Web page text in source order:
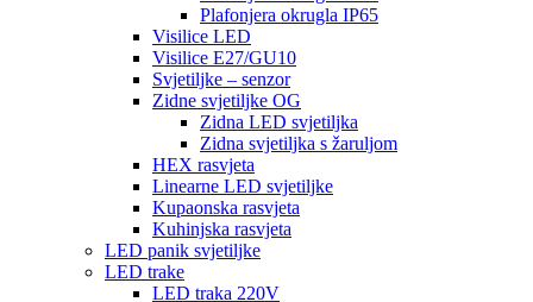
Plafonjera okrugla IP65
Visilice LED
Visilice E27/GU10
Svjetiljke – senzor
Zidne svjetiljke OG
Zidna LED svjetiljka
Zidna svjetiljka s žaruljom
HEX rasvjeta
Linearne LED svjetiljke
Kupaonska rasvjeta
Kuhinjska rasvjeta
LED panik svjetiljke
LED trake
LED traka 220V